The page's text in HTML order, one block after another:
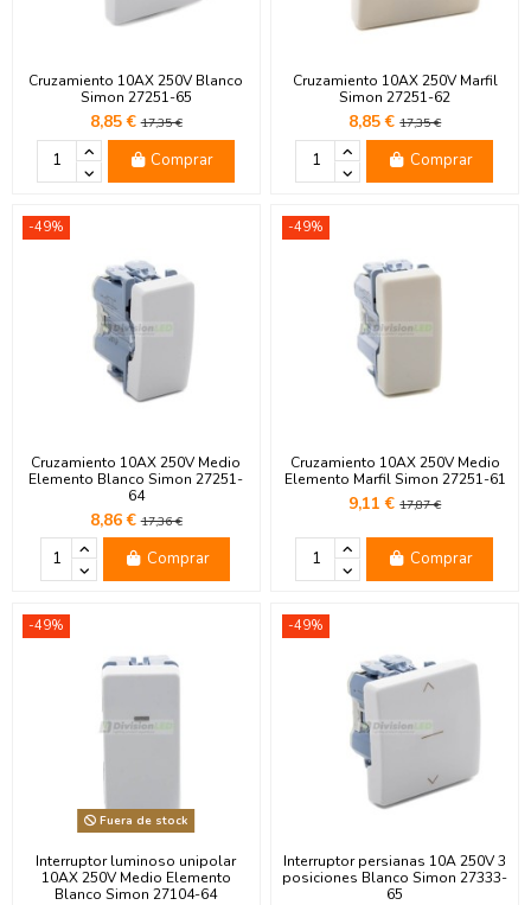
Cruzamiento 10AX 250V Blanco
Simon 27251-65
8,85 €17,35 €
Comprar
Cruzamiento 10AX 250V Marfil
Simon 27251-62
8,85 €17,35 €
Comprar
-49%
Cruzamiento 10AX 250V Medio
Elemento Blanco Simon 27251-
64
8,86 €17,36 €
Comprar
-49%
Cruzamiento 10AX 250V Medio
Elemento Marfil Simon 27251-61
9,11 €17,87 €
Comprar
-49%
Fuera de stock
Interruptor luminoso unipolar
10AX 250V Medio Elemento
Blanco Simon 27104-64
-49%
Interruptor persianas 10A 250V 3
posiciones Blanco Simon 27333-
65